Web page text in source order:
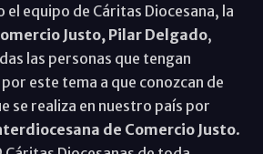
el equipo de Cáritas Diocesana, la
Justo, Pilar Delgado,
las personas que tengan
este tema a que conozcan de
se realiza en nuestro país por
de Comercio Justo.